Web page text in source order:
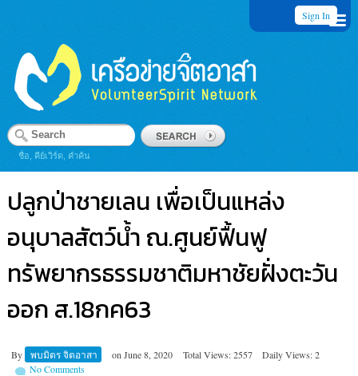
Sign In
ชื่อ, คีย์เวิร์ด, คำค้น
ปลูกป่าชายเลน เพื่อเป็นแหล่ง
อนุบาลสัตว์น้ำ ณ.ศูนย์ฟื้นฟู
ทรัพยากรธรรมชาติมหาชัยฝั่งตะวัน
ออก ส.18กค63
By พบมิตร จิตอาสา on June 8, 2020 Total Views: 2557
Daily Views: 2
No Comments